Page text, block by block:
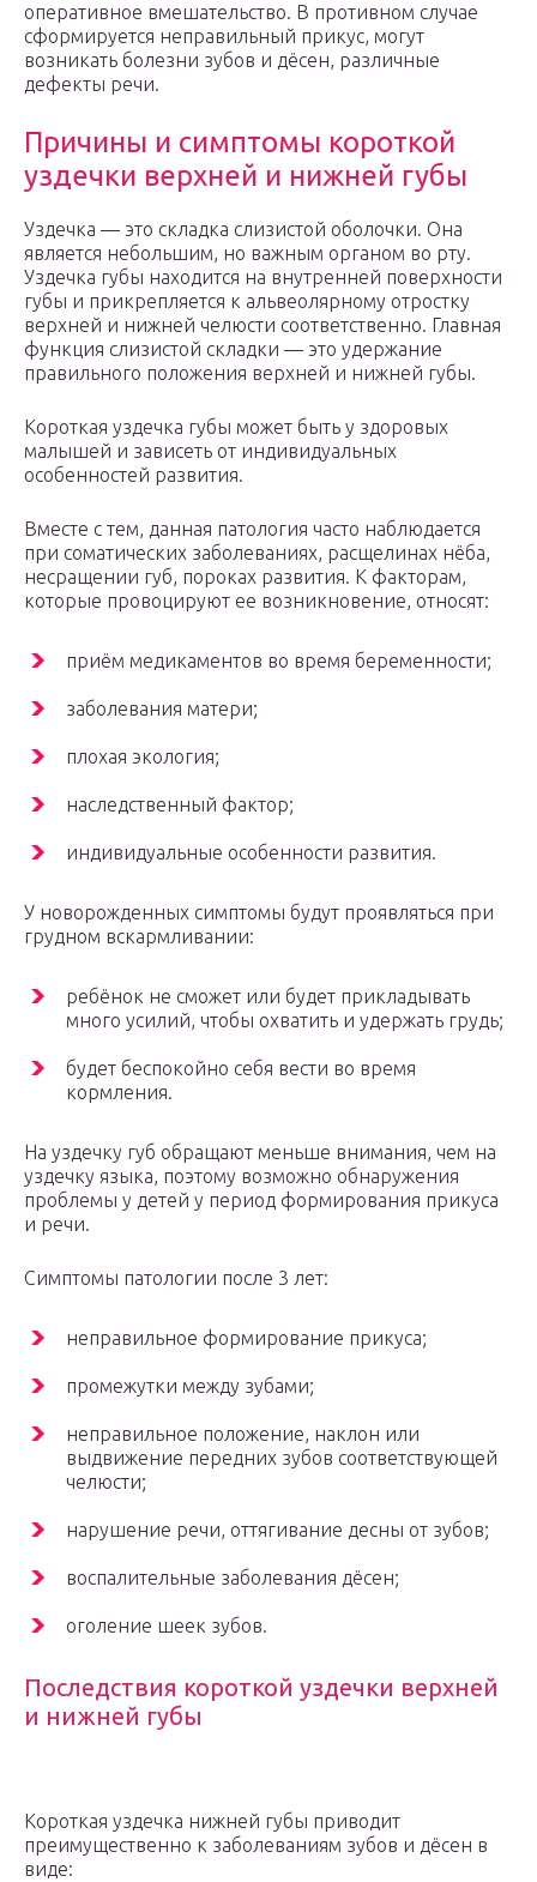
оперативное вмешательство. В противном случае
сформируется неправильный прикус, могут
возникать болезни зубов и дёсен, различные
дефекты речи.
Причины и симптомы короткой
уздечки верхней и нижней губы
Уздечка — это складка слизистой оболочки. Она
является небольшим, но важным органом во рту.
Уздечка губы находится на внутренней поверхности
губы и прикрепляется к альвеолярному отростку
верхней и нижней челюсти соответственно. Главная
функция слизистой складки — это удержание
правильного положения верхней и нижней губы.
Короткая уздечка губы может быть у здоровых
малышей и зависеть от индивидуальных
особенностей развития.
Вместе с тем, данная патология часто наблюдается
при соматических заболеваниях, расщелинах нёба,
несращении губ, пороках развития. К факторам,
которые провоцируют ее возникновение, относят:
приём медикаментов во время беременности;
заболевания матери;
плохая экология;
наследственный фактор;
индивидуальные особенности развития.
У новорожденных симптомы будут проявляться при
грудном вскармливании:
ребёнок не сможет или будет прикладывать
много усилий, чтобы охватить и удержать грудь;
будет беспокойно себя вести во время
кормления.
На уздечку губ обращают меньше внимания, чем на
уздечку языка, поэтому возможно обнаружения
проблемы у детей у период формирования прикуса
и речи.
Симптомы патологии после 3 лет:
неправильное формирование прикуса;
промежутки между зубами;
неправильное положение, наклон или
выдвижение передних зубов соответствующей
челюсти;
нарушение речи, оттягивание десны от зубов;
воспалительные заболевания дёсен;
оголение шеек зубов.
Последствия короткой уздечки верхней
и нижней губы
Короткая уздечка нижней губы приводит
преимущественно к заболеваниям зубов и дёсен в
виде: